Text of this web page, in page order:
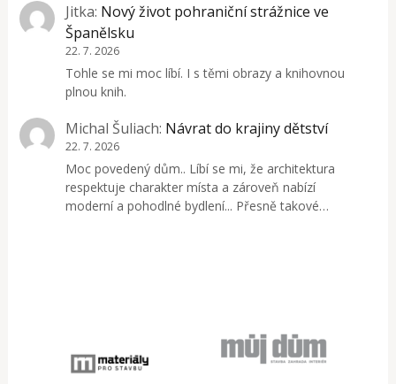
Jitka: Nový život pohraniční strážnice ve
Španělsku
22. 7. 2026
Tohle se mi moc líbí. I s těmi obrazy a knihovnou
plnou knih.
Michal Šuliach: Návrat do krajiny dětství
22. 7. 2026
Moc povedený dům.. Líbí se mi, že architektura
respektuje charakter místa a zároveň nabízí
moderní a pohodlné bydlení... Přesně takové…